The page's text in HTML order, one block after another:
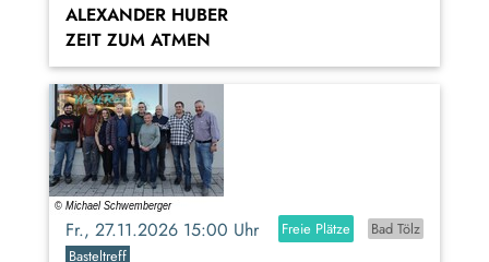
ALEXANDER HUBER
ZEIT ZUM ATMEN
Fr., 27.11.2026 15:00 Uhr Freie Plätze
Bad Tölz
Basteltreff